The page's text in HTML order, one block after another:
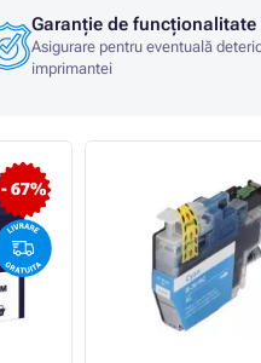
Garanție de funcționalitate
Asigurare pentru eventuală
imprimantei
- 67%